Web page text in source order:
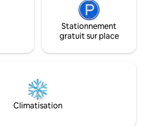
Stationnement
gratuit sur place
Climatisation